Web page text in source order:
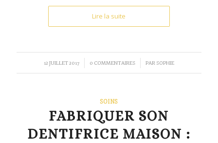
Lire la suite
12 JUILLET 2017
/ 0 COMMENTAIRES
/ PAR SOPHIE
SOINS
FABRIQUER SON
DENTIFRICE MAISON :